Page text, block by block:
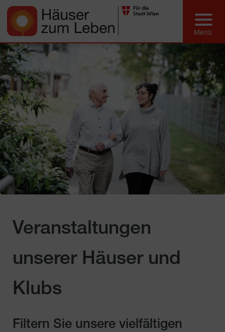
Veranstaltungen
unserer Häuser und
Klubs
Filtern Sie unsere vielfältigen